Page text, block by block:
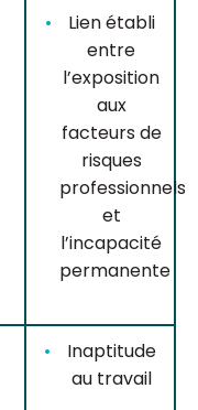
Lien établi
entre
l’exposition
aux
facteurs de
risques
professionnels
et
l’incapacité
permanente
Inaptitude
au travail